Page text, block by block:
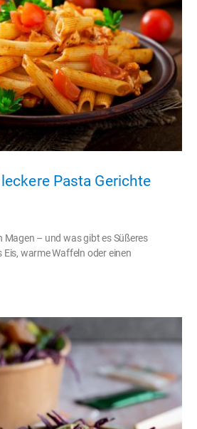
Pasta Gerichte
Magen – und was gibt es Süßeres
Eis, warme Waffeln oder einen